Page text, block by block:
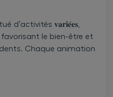
d’activités 𝐯𝐚𝐫𝐢𝐞́𝐞𝐬,
favorisant le bien-être et
Chaque animation